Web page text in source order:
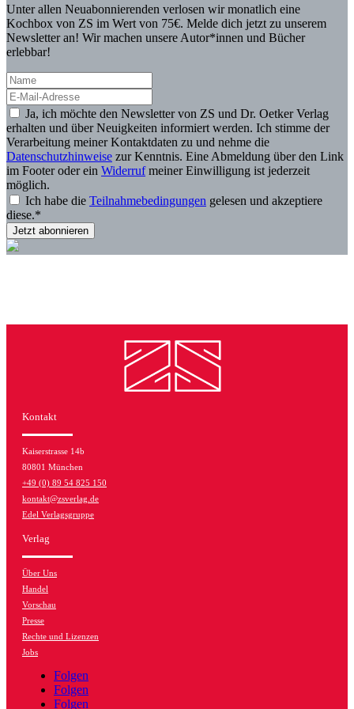
internationale Studien gesichtet und fasst leicht verständlich und
praxisnah den aktuellen Stand der Forschung zusammen.
Ergänzend lässt Dr. Klasen seine langjährige Erfahrung als
Ernährungsmediziner und praktizierender Arzt einfließen. Die
geben auch konkrete Anleitungen, wie sich eine gesunde
Ernährung im Alltag umsetzen lässt. Ihr motivierendes Fazit:
Man muss nur wenige Tipps beherzigen, um effektiv die eigene
Gesundheit und das Wohl des Planeten zu schützen. Die Rettung
liegt auf dem Teller!
Unter allen Neuabonnierenden verlosen wir monatlich eine
Kochbox von ZS im Wert von 75€. Melde dich jetzt zu unserem
Newsletter an! Wir machen unsere Autor*innen und Bücher
erlebbar!
Ja, ich möchte den Newsletter von ZS und Dr. Oetker Verlag
erhalten und über Neuigkeiten informiert werden. Ich stimme der
Verarbeitung meiner Kontaktdaten zu und nehme die
Datenschutzhinweise zur Kenntnis. Eine Abmeldung über den Link
im Footer oder ein Widerrufmeiner Einwilligung ist jederzeit
möglich.
Ich habe die Teilnahmebedingungen gelesen und akzeptiere
diese.*
Kontakt
Kaiserstrasse 14b
80801 München
+49 (0) 89 54 825 150
kontakt@zsverlag.de
Edel Verlagsgruppe
Verlag
Über Uns
Handel
Vorschau
Presse
Rechte und Lizenzen
Jobs
Folgen
Folgen
Folgen